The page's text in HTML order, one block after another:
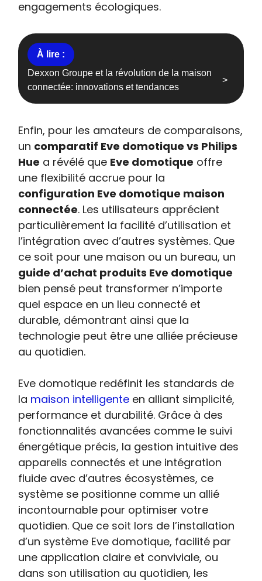
engagements écologiques.
Dexxon Groupe et la révolution de la maison
connectée: innovations et tendances
Enfin, pour les amateurs de comparaisons,
un comparatif Eve domotique vs Philips
Hue a révélé que Eve domotique offre
une flexibilité accrue pour la
configuration Eve domotique maison
connectée. Les utilisateurs apprécient
particulièrement la facilité d’utilisation et
l’intégration avec d’autres systèmes. Que
ce soit pour une maison ou un bureau, un
guide d’achat produits Eve domotique
bien pensé peut transformer n’importe
quel espace en un lieu connecté et
durable, démontrant ainsi que la
technologie peut être une alliée précieuse
au quotidien.
Eve domotique redéfinit les standards de
la maison intelligente en alliant simplicité,
performance et durabilité. Grâce à des
fonctionnalités avancées comme le suivi
énergétique précis, la gestion intuitive des
appareils connectés et une intégration
fluide avec d’autres écosystèmes, ce
système se positionne comme un allié
incontournable pour optimiser votre
quotidien. Que ce soit lors de l’installation
d’un système Eve domotique, facilité par
une application claire et conviviale, ou
dans son utilisation au quotidien, les